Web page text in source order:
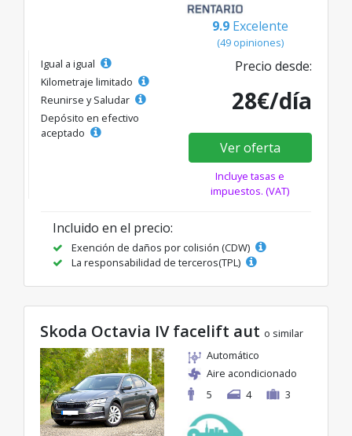
9.9 Excelente
(49 opiniones)
Igual a igual
Kilometraje limitado
Reunirse y Saludar
Depósito en efectivo
aceptado
Precio desde:
28€/día
Ver oferta
Incluye tasas e
impuestos. (VAT)
Incluido en el precio:
Exención de daños por colisión (CDW)
La responsabilidad de terceros(TPL)
Skoda Octavia IV facelift aut o similar
Automático
Aire acondicionado
5
4 3